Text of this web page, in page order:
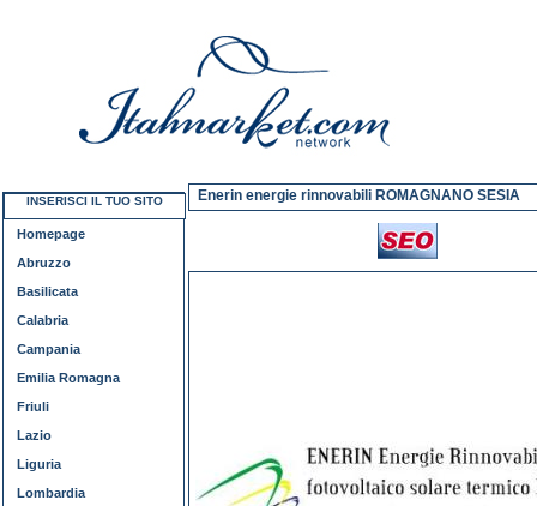
Enerin energie rinnovabili ROMAGNANO SESIA
INSERISCI IL TUO SITO
Homepage
Abruzzo
Basilicata
Calabria
Campania
Emilia Romagna
Friuli
Lazio
Liguria
Lombardia